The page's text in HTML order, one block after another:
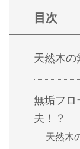
目次
天然木の
無垢フロ
夫！？
天然木